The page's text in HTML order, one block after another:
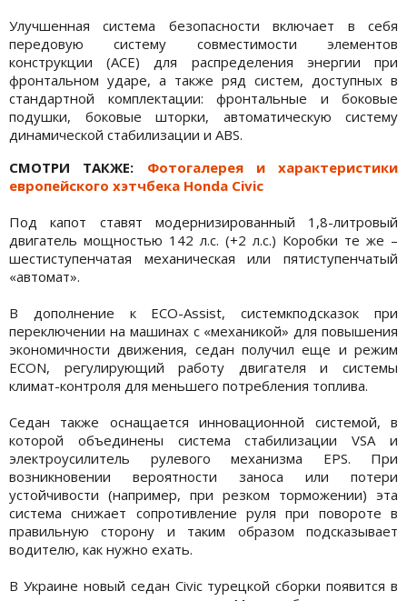
Улучшенная система безопасности включает в себя
передовую систему совместимости элементов
конструкции (ACE) для распределения энергии при
фронтальном ударе, а также ряд систем, доступных в
стандартной комплектации: фронтальные и боковые
подушки, боковые шторки, автоматическую систему
динамической стабилизации и ABS.
СМОТРИ ТАКЖЕ: Фотогалерея и характеристики
европейского хэтчбека Honda Civic
Под капот ставят модернизированный 1,8-литровый
двигатель мощностью 142 л.с. (+2 л.с.) Коробки те же –
шестиступенчатая механическая или пятиступенчатый
«автомат».
В дополнение к ECO-Assist, системкподсказок при
переключении на машинах с «механикой» для повышения
экономичности движения, седан получил еще и режим
ECON, регулирующий работу двигателя и системы
климат-контроля для меньшего потребления топлива.
Седан также оснащается инновационной системой, в
которой объединены система стабилизации VSA и
электроусилитель рулевого механизма EPS. При
возникновении вероятности заноса или потери
устойчивости (например, при резком торможении) эта
система снижает сопротивление руля при повороте в
правильную сторону и таким образом подсказывает
водителю, как нужно ехать.
В Украине новый седан Civic турецкой сборки появится в